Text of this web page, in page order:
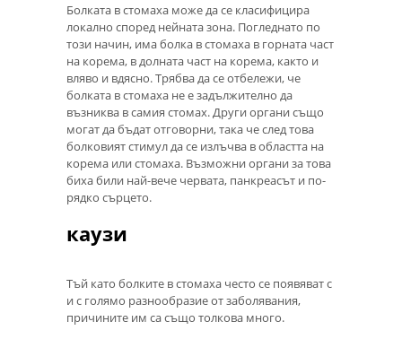
Болката в стомаха може да се класифицира
локално според нейната зона. Погледнато по
този начин, има болка в стомаха в горната част
на корема, в долната част на корема, както и
вляво и вдясно. Трябва да се отбележи, че
болката в стомаха не е задължително да
възниква в самия стомах. Други органи също
могат да бъдат отговорни, така че след това
болковият стимул да се излъчва в областта на
корема или стомаха. Възможни органи за това
биха били най-вече червата, панкреасът и по-
рядко сърцето.
каузи
Тъй като болките в стомаха често се появяват с
и с голямо разнообразие от заболявания,
причините им са също толкова много.